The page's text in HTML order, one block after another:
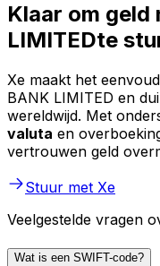
Klaar om geld
LIMITEDte
Xe maakt het
BANK LIMITED en
wereldwijd. Met
valuta en
vertrouwen geld
Stuur met Xe
Veelgestelde vragen
Wat is een SWIFT-code?